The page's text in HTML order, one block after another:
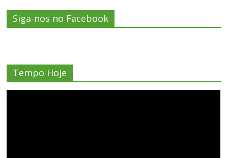
Siga-nos no Facebook
Tempo Hoje